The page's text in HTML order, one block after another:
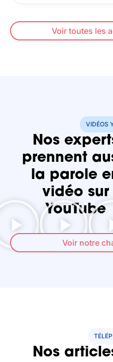
Voir toutes les
VIDÉOS
Nos
prennent
la parole
vidéo sur
YouTube
Voir notre
Nos